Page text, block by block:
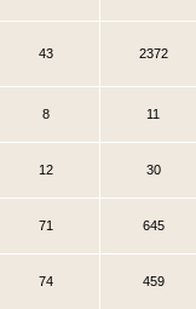
43 2372
8 11
12 30
71 645
74 459